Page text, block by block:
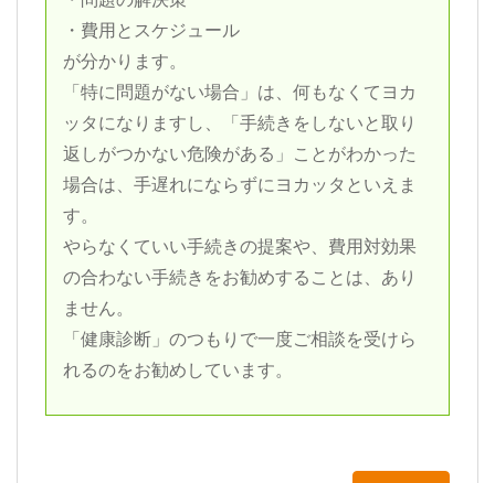
・費用とスケジュール
が分かります。
「特に問題がない場合」は、何もなくてヨカ
ッタになりますし、「手続きをしないと取り
返しがつかない危険がある」ことがわかった
場合は、手遅れにならずにヨカッタといえま
す。
やらなくていい手続きの提案や、費用対効果
の合わない手続きをお勧めすることは、あり
ません。
「健康診断」のつもりで一度ご相談を受けら
れるのをお勧めしています。